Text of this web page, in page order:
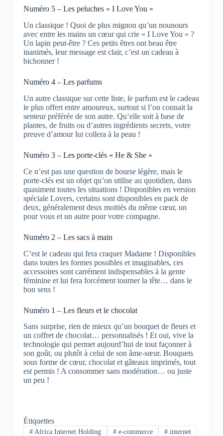
Numéro 5 – Les peluches « I Love You »
Un classique ! Quoi de plus mignon qu’un nounours
avec entre les mains un cœur qui crie « I Love You » ?
Un lapin peut-être ? Ces petits êtres ont beau être
inanimés, leur message est clair, c’est un cadeau à
bichonner !
Numéro 4 – Les parfums
Un autre classique sur cette liste, le parfum est le cadeau
le plus offert entre amoureux, surtout si l’on connait la
senteur préférée de son autre. Qu’elle soit à base de
plantes, de fruits ou d’autres ingrédients secrets, votre
preuve d’amour lui collera à la peau !
Numéro 3 – Les porte-clés « He & She »
Ce n’est pas une question de bourse légère, mais le
porte-clés est un objet qu’on utilise au quotidien, dans
quasiment toutes les situations ! Disponibles en version
spéciale Lovers, certains sont disponibles en pack de
deux, généralement deux moitiés du même cœur, un
pour vous et un autre pour votre compagne.
Numéro 2 – Les sacs à main
C’est le cadeau qui fera craquer Madame ! Disponibles
dans toutes les formes possibles et imaginables, ces
accessoires sont carrément indispensables à la gente
féminine et lui fera forcément tourner la tête… dans le
bon sens !
Numéro 1 – Les fleurs et le chocolat
Sans surprise, rien de mieux qu’un bouquet de fleurs et
un coffret de chocolat… personnalisés ! Et oui, vive la
technologie qui permet aujourd’hui de tout façonner à
son goût, ou plutôt à celui de son âme-sœur. Bouquets
sous forme de cœur, chocolat et gâteaux imprimés, tout
est permis ! A consommer sans modération… ou juste
un peu !
Étiquettes
#Africa Internet Holding #e-commerce # internet